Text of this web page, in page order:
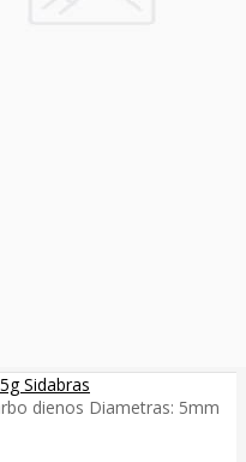
Sidabras
dienos Diametras: 5mm